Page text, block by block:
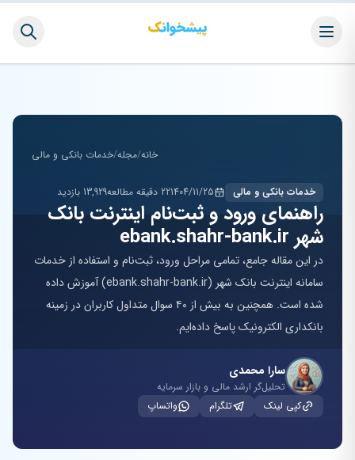
خانه/مجله/خدمات بانکی و مالی
خدمات بانکی و مالی 1404/11/2522 دقیقه مطالعه 13,929 بازدید
راهنمای ورود و ثبت‌نام اینترنت بانک
شهر ebank.shahr-bank.ir
در این مقاله جامع، تمامی مراحل ورود، ثبت‌نام و استفاده از خدمات
سامانه اینترنت بانک شهر (ebank.shahr-bank.ir) آموزش داده
شده است. همچنین به بیش از ۴۰ سوال متداول کاربران در زمینه
بانکداری الکترونیک پاسخ داده‌ایم.
سارا محمدی
تحلیل‌گر ارشد مالی و بازار سرمایه
کپی لینک
تلگرام واتساپ